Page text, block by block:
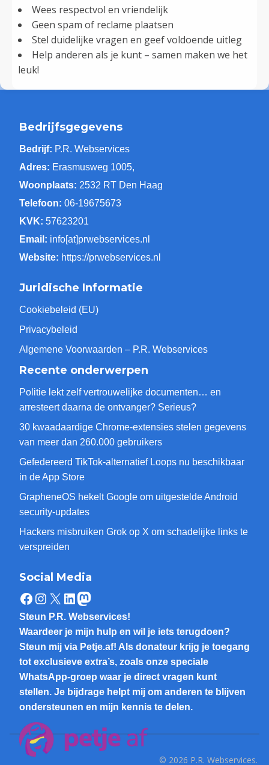
Wees respectvol en vriendelijk
Geen spam of reclame plaatsen
Stel duidelijke vragen en geef voldoende uitleg
Help anderen als je kunt – samen maken we het
leuk!
Bedrijfsgegevens
Bedrijf: P.R. Webservices
Adres: Erasmusweg 1005,
Woonplaats: 2532 RT Den Haag
Telefoon: 06-19675673
KVK: 57623201
Email: info[at]prwebservices.nl
Website: https://prwebservices.nl
Juridische Informatie
Cookiebeleid (EU)
Privacybeleid
Algemene Voorwaarden – P.R. Webservices
Recente onderwerpen
Politie lekt zelf vertrouwelijke documenten… en
arresteert daarna de ontvanger? Serieus?
30 kwaadaardige Chrome-extensies stelen gegevens
van meer dan 260.000 gebruikers
Gefedereerd TikTok-alternatief Loops nu beschikbaar
in de App Store
GrapheneOS hekelt Google om uitgestelde Android
security-updates
Hackers misbruiken Grok op X om schadelijke links te
verspreiden
Social Media
Facebook
Instagram
X LinkedIn
Mastodon
Steun P.R. Webservices!
Waardeer je mijn hulp en wil je iets terugdoen?
Steun mij via Petje.af! Als donateur krijg je toegang
tot exclusieve extra’s, zoals onze speciale
WhatsApp-groep waar je direct vragen kunt
stellen. Je bijdrage helpt mij om anderen te blijven
ondersteunen en mijn kennis te delen.
© 2026 P.R. Webservices.